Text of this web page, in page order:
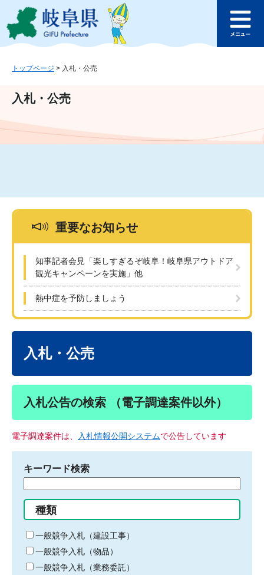
ジ
ュ
文
このページの本文へ
ュ
トップページ > 入札・公売
入札・公売
重要なお知らせ
知事記者会見「楽しすぎるぞ岐阜！岐阜県アウトドア
観光キャンペーンを実施」他
熱中症を予防しましょう
入札・公売
入札公告の検索 （電子調達案件以外）
電子調達案件は、 入札情報公開システムで公告しています
キーワード検索
る
キ
ー
ワ
ー
種類
一般競争入札（建設工事）
一般競争入札（物品）
一般競争入札（業務委託）